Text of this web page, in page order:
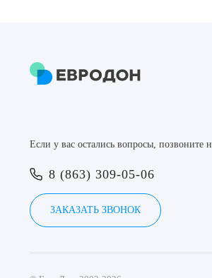
Если у вас остались вопросы, позвоните
8 (863) 309-05-06
ЗАКАЗАТЬ ЗВОНОК